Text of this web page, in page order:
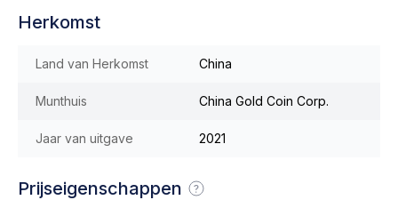
Herkomst
Land van Herkomst China
Munthuis China Gold Coin Corp.
Jaar van uitgave 2021
Prijseigenschappen